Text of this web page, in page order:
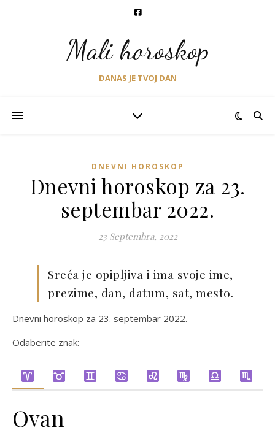
Mali horoskop
DANAS JE TVOJ DAN
DNEVNI HOROSKOP
Dnevni horoskop za 23.
septembar 2022.
23 Septembra, 2022
Sreća je opipljiva i ima svoje ime,
prezime, dan, datum, sat, mesto.
Dnevni horoskop za 23. septembar 2022.
Odaberite znak:
Ovan